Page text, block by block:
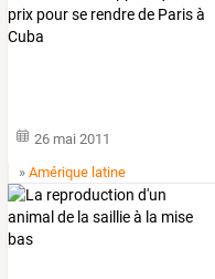
26 mai 2011
»Amérique latine